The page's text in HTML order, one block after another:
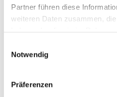
Partner führen diese
weiteren Daten zusammen,
Notwendig
Präferenzen
Kommunikation
Kleine Künstler*innen
Lernen